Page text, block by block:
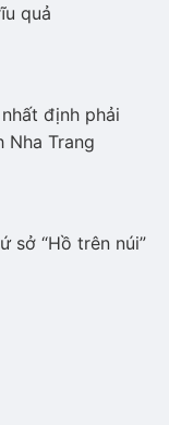
quả
định phải
Nha Trang
sở “Hồ trên núi”